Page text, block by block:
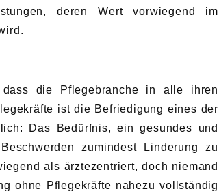
deren Wert vorwiegend im
dass die Pflegebranche in alle ihren
ist die Befriedigung eines der
Das Bedürfnis, ein gesundes und
zumindest Linderung zu
als ärztezentriert, doch niemand
ohne Pflegekräfte nahezu vollständig